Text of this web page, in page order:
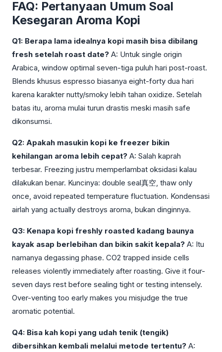
FAQ: Pertanyaan Umum Soal
Kesegaran Aroma Kopi
Q1: Berapa lama idealnya kopi masih bisa dibilang
fresh setelah roast date? A: Untuk single origin
Arabica, window optimal seven-tiga puluh hari post-roast.
Blends khusus espresso biasanya eight-forty dua hari
karena karakter nutty/smoky lebih tahan oxidize. Setelah
batas itu, aroma mulai turun drastis meski masih safe
dikonsumsi.
Q2: Apakah masukin kopi ke freezer bikin
kehilangan aroma lebih cepat? A: Salah kaprah
terbesar. Freezing justru memperlambat oksidasi kalau
dilakukan benar. Kuncinya: double seal真空, thaw only
once, avoid repeated temperature fluctuation. Kondensasi
airlah yang actually destroys aroma, bukan dinginnya.
Q3: Kenapa kopi freshly roasted kadang baunya
kayak asap berlebihan dan bikin sakit kepala? A: Itu
namanya degassing phase. CO2 trapped inside cells
releases violently immediately after roasting. Give it four-
seven days rest before sealing tight or testing intensely.
Over-venting too early makes you misjudge the true
aromatic potential.
Q4: Bisa kah kopi yang udah tenik (tengik)
dibersihkan kembali melalui metode tertentu? A: